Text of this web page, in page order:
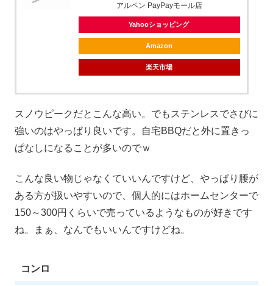
アルペン PayPayモール店
Yahooショッピング
Amazon
楽天市場
スノウピークだとこんな高い。でもステンレスでさびに
強いのはやっぱり良いです。自宅BBQだと外に置きっ
ぱなしになることが多いのでｗ
こんな良い物じゃなくていいんですけど、やっぱり腰が
ある方が扱いやすいので、個人的にはホームセンターで
150～300円くらいで売っているようなものが好きです
ね。まぁ、なんでもいいんですけどね。
コンロ